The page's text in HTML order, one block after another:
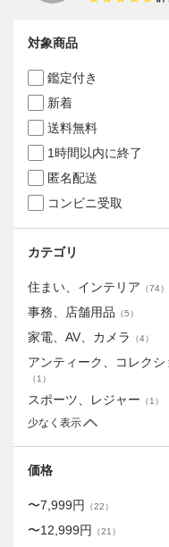
対象商品
鑑定付き
新着
送料無料
1時間以内に終了
匿名配送
コンビニ受取
カテゴリ
住まい、インテリア （74）
事務、店舗用品 （5）
家電、AV、カメラ （4）
アンティーク、コレクシ
（1 ）
スポーツ、レジャー （1 ）
少なく表示
価格
〜7,999円 （22）
〜12,999円 （21 ）